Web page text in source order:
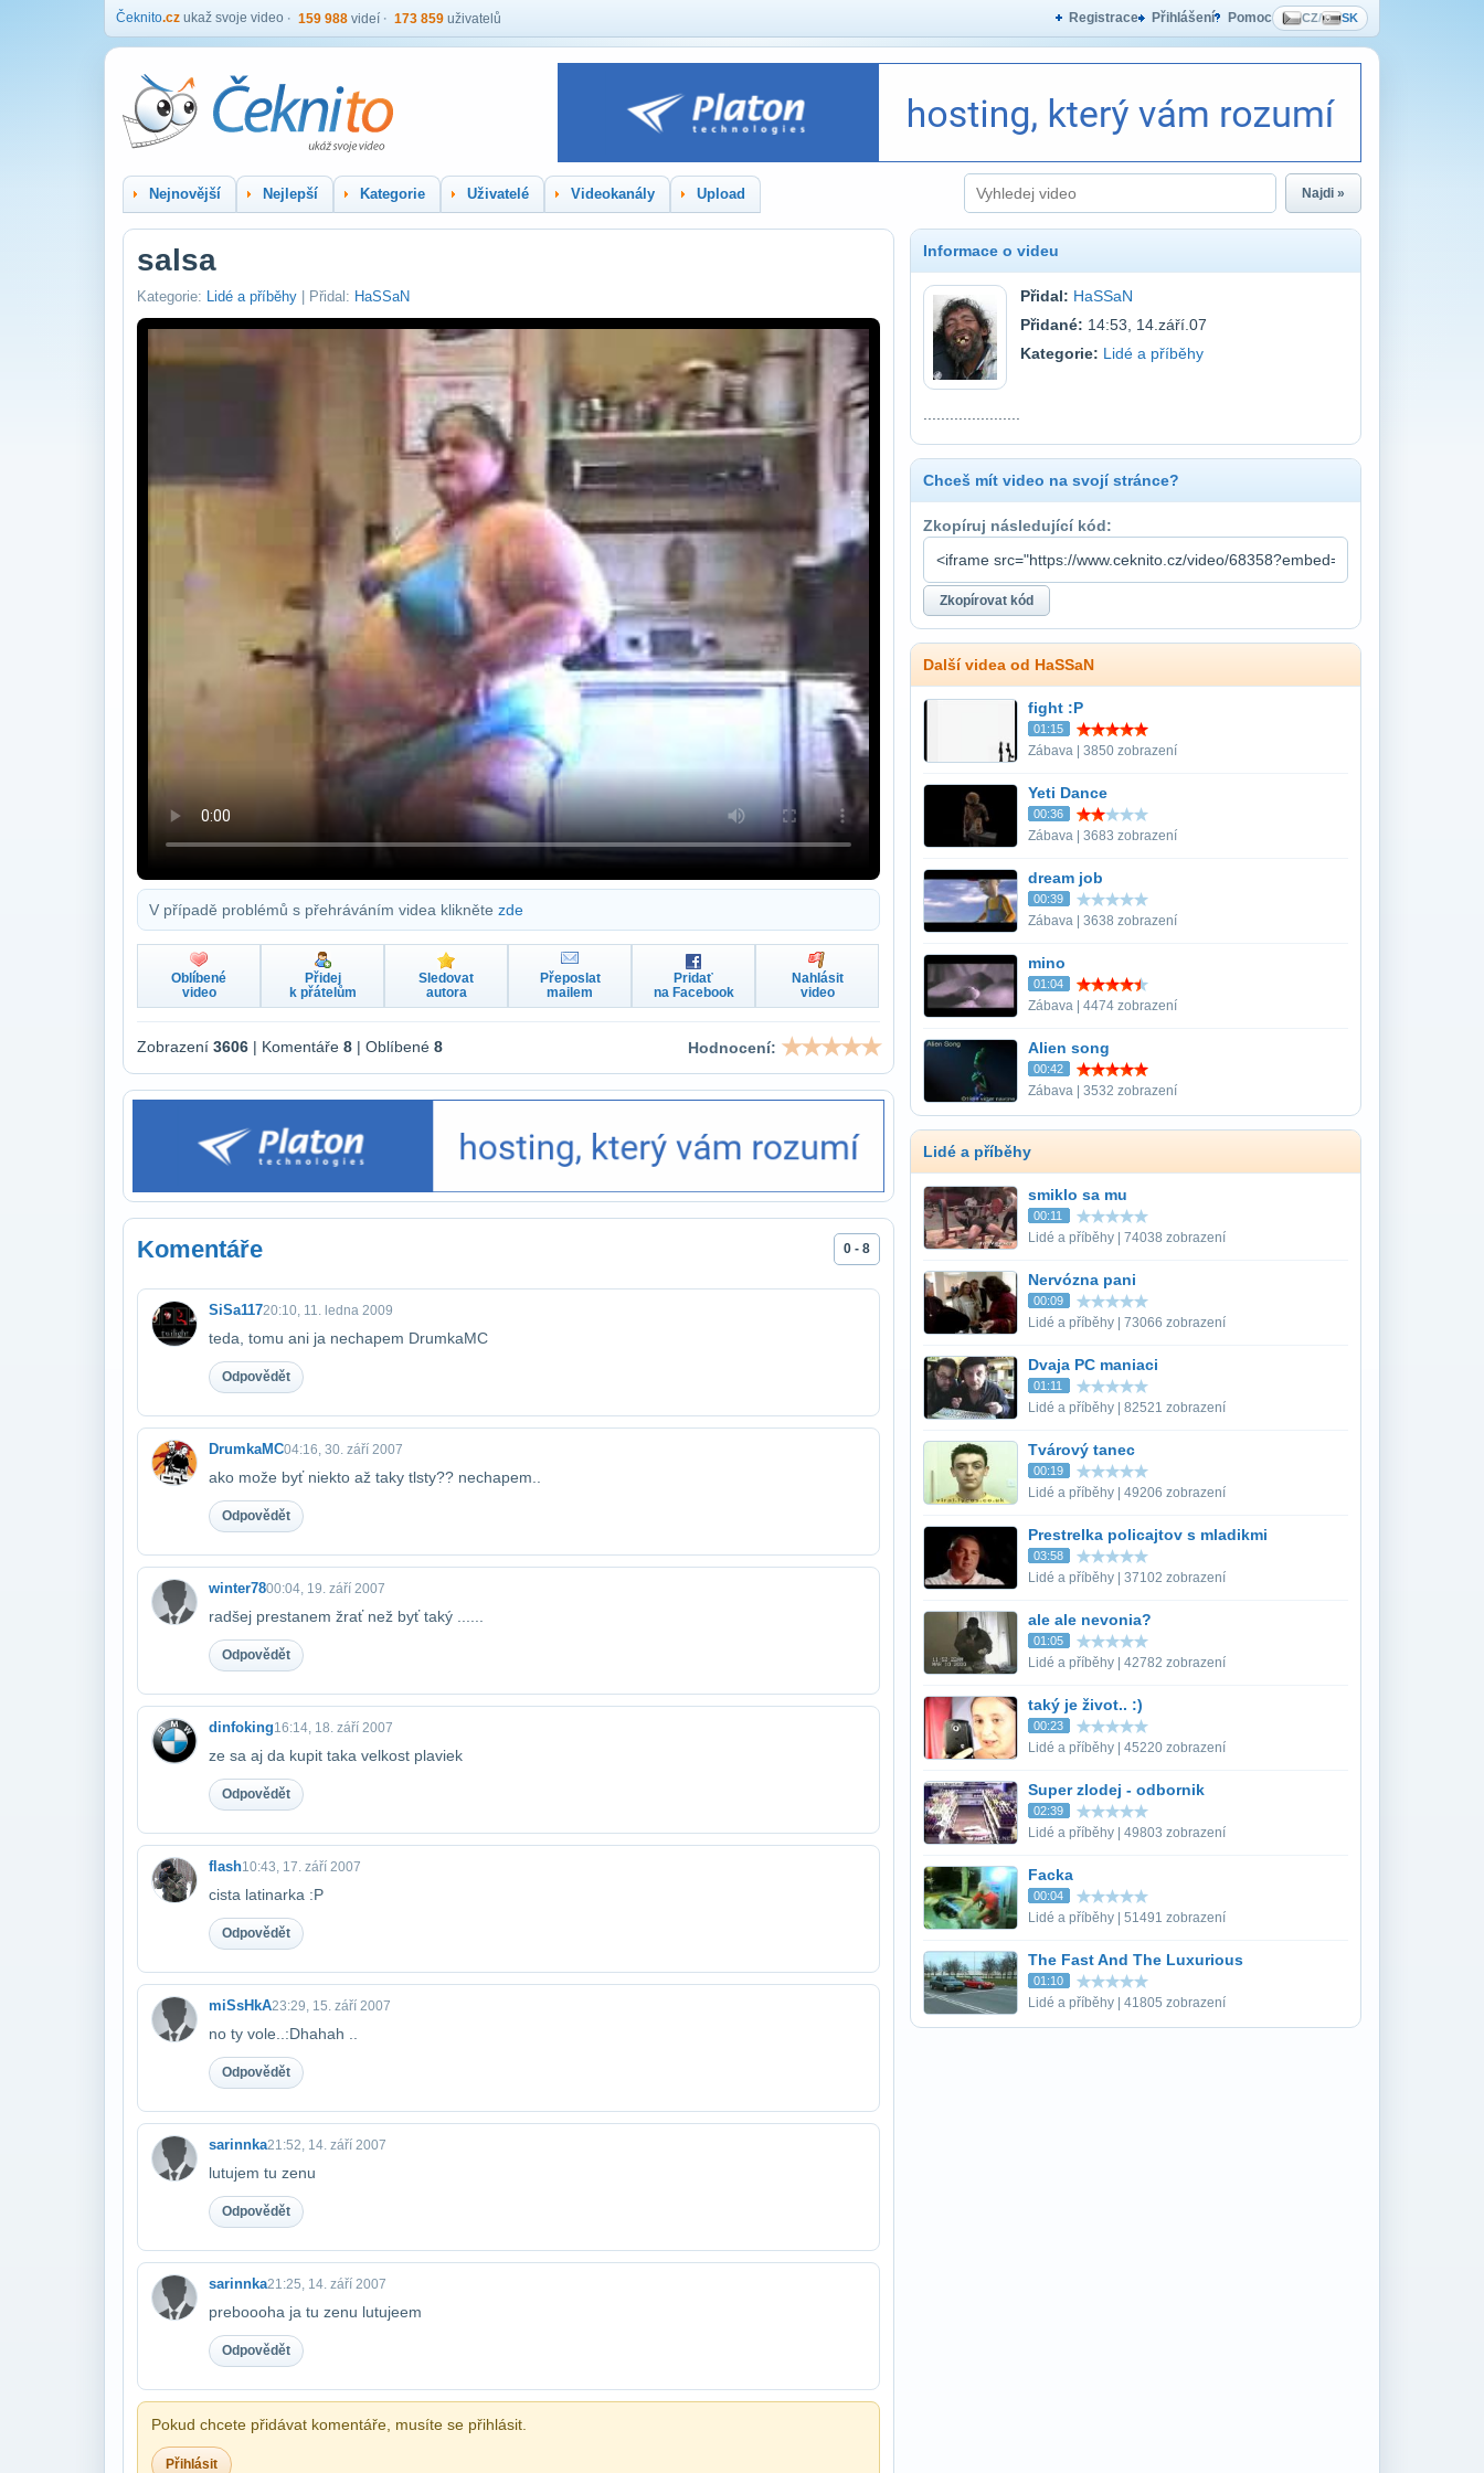
Čeknito.cz ukaž svoje video 159 988 videí 173 859 uživatelů Registrace Přihlášení Pomoc CZ/ SK
Nejnovější Nejlepší Kategorie Uživatelé Videokanály Upload Najdi »
salsa
Kategorie: Lidé a příběhy | Přidal: HaSSaN
V případě problémů s přehráváním videa klikněte zde
Oblíbené
video
Přidej
k přátelům
Sledovat
autora
Přeposlat
mailem
Pridať
na Facebook
Nahlásit
video
Zobrazení 3606 | Komentáře 8 | Oblíbené 8 Hodnocení:
Komentáře 0 - 8
SiSa11720:10, 11. ledna 2009
teda, tomu ani ja nechapem DrumkaMC
Odpovědět
DrumkaMC04:16, 30. září 2007
ako može byť niekto až taky tlsty?? nechapem..
Odpovědět
winter7800:04, 19. září 2007
radšej prestanem žrať než byť taký ......
Odpovědět
dinfoking16:14, 18. září 2007
ze sa aj da kupit taka velkost plaviek
Odpovědět
flash10:43, 17. září 2007
cista latinarka :P
Odpovědět
miSsHkA23:29, 15. září 2007
no ty vole..:Dhahah ..
Odpovědět
sarinnka21:52, 14. září 2007
lutujem tu zenu
Odpovědět
sarinnka21:25, 14. září 2007
preboooha ja tu zenu lutujeem
Odpovědět
Pokud chcete přidávat komentáře, musíte se přihlásit.
Přihlásit
Informace o videu
Přidal: HaSSaN
Přidané: 14:53, 14.září.07
Kategorie: Lidé a příběhy
Chceš mít video na svojí stránce?
Zkopíruj následující kód:
Další videa od HaSSaN
fight :P
01:15
Zábava | 3850 zobrazení
Yeti Dance
00:36
Zábava | 3683 zobrazení
dream job
00:39
Zábava | 3638 zobrazení
mino
01:04
Zábava | 4474 zobrazení
Alien song
00:42
Zábava | 3532 zobrazení
Lidé a příběhy
smiklo sa mu
00:11
Lidé a příběhy | 74038 zobrazení
Nervózna pani
00:09
Lidé a příběhy | 73066 zobrazení
Dvaja PC maniaci
01:11
Lidé a příběhy | 82521 zobrazení
Tvárový tanec
00:19
Lidé a příběhy | 49206 zobrazení
Prestrelka policajtov s mladikmi
03:58
Lidé a příběhy | 37102 zobrazení
ale ale nevonia?
01:05
Lidé a příběhy | 42782 zobrazení
taký je život.. :)
00:23
Lidé a příběhy | 45220 zobrazení
Super zlodej - odbornik
02:39
Lidé a příběhy | 49803 zobrazení
Facka
00:04
Lidé a příběhy | 51491 zobrazení
The Fast And The Luxurious
01:10
Lidé a příběhy | 41805 zobrazení